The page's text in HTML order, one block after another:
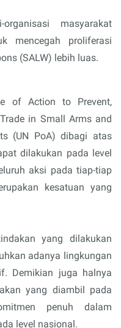
organisasi masyarakat
mencegah proliferasi
(SALW) lebih luas.
of Action to Prevent,
in Small Arms and
(UN PoA) dibagi atas
dilakukan pada level
aksi pada tiap-tiap
kesatuan yang
yang dilakukan
adanya lingkungan
Demikian juga halnya
yang diambil pada
penuh dalam
level nasional.